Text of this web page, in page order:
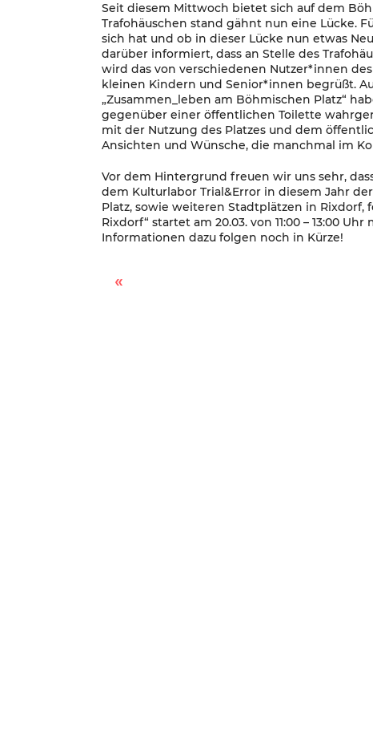
Seit diesem Mittwoch bietet sich auf dem
Trafohäuschen stand gähnt nun eine Lücke.
sich hat und ob in dieser Lücke nun etwas
darüber informiert, dass an Stelle des
wird das von verschiedenen Nutzer*innen
kleinen Kindern und Senior*innen begrüßt.
„Zusammen_leben am Böhmischen Platz“
gegenüber einer öffentlichen Toilette
mit der Nutzung des Platzes und dem
Ansichten und Wünsche, die manchmal im
Vor dem Hintergrund freuen wir uns sehr,
dem Kulturlabor Trial&Error in diesem Jahr
Platz, sowie weiteren Stadtplätzen in Rixdorf,
Rixdorf“ startet am 20.03. von 11:00 – 13:00
Informationen dazu folgen noch in Kürze!